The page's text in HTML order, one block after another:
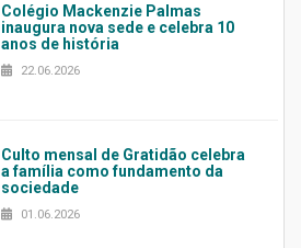
Colégio Mackenzie Palmas
inaugura nova sede e celebra 10
anos de história
22.06.2026
Culto mensal de Gratidão celebra
a família como fundamento da
sociedade
01.06.2026